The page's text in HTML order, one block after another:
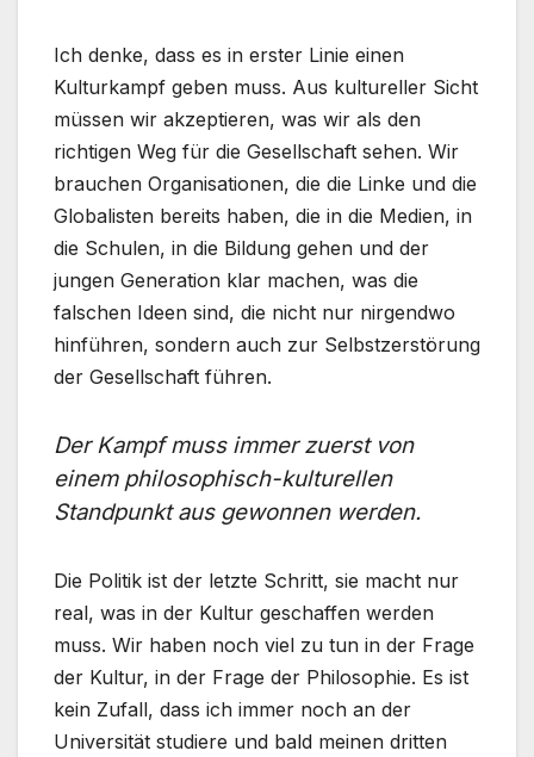
Ich denke, dass es in erster Linie einen
Kulturkampf geben muss. Aus kultureller Sicht
müssen wir akzeptieren, was wir als den
richtigen Weg für die Gesellschaft sehen. Wir
brauchen Organisationen, die die Linke und die
Globalisten bereits haben, die in die Medien, in
die Schulen, in die Bildung gehen und der
jungen Generation klar machen, was die
falschen Ideen sind, die nicht nur nirgendwo
hinführen, sondern auch zur Selbstzerstörung
der Gesellschaft führen.
Der Kampf muss immer zuerst von
einem philosophisch-kulturellen
Standpunkt aus gewonnen werden.
Die Politik ist der letzte Schritt, sie macht nur
real, was in der Kultur geschaffen werden
muss. Wir haben noch viel zu tun in der Frage
der Kultur, in der Frage der Philosophie. Es ist
kein Zufall, dass ich immer noch an der
Universität studiere und bald meinen dritten